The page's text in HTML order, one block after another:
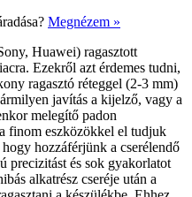
Megnézem »
Huawei) ragasztott
Ezekről azt érdemes tudni,
ragasztó réteggel (2-3 mm)
javítás a kijelző, vagy a
melegítő padon
finom eszközökkel el tudjuk
hozzáférjünk a cserélendő
precizitást és sok gyakorlatot
alkatrész cseréje után a